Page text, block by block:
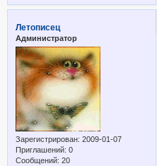
Летописец
Администратор
Зарегистрирован: 2009-01-07
Приглашений: 0
Сообщений: 20